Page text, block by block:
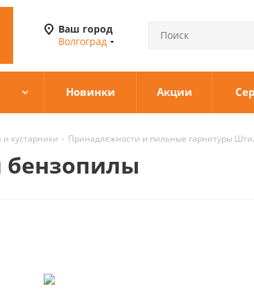
Ваш город
Волгоград
Новинки Акции
и кустарники - Принадлежности и пильные гарнитуры
бензопилы